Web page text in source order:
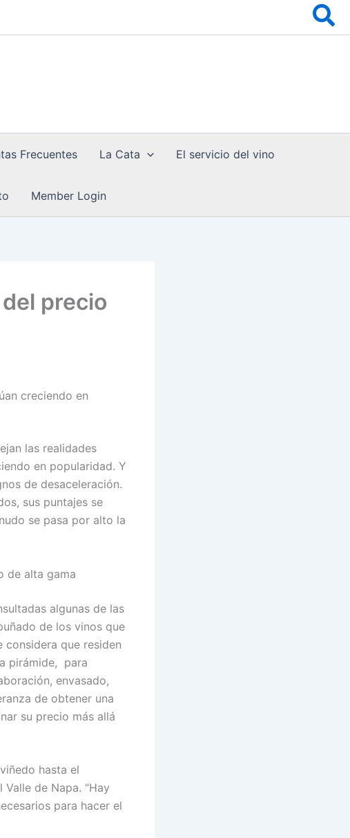
Frecuentes La Cata El servicio del vino
Member Login
precio
creciendo en
las realidades
en popularidad. Y
de desaceleración.
sus puntajes se
se pasa por alto la
de alta gama
algunas de las
de los vinos que
considera que residen
pirámide, para
envasado,
de obtener una
su precio más allá
hasta el
de Napa. “Hay
para hacer el